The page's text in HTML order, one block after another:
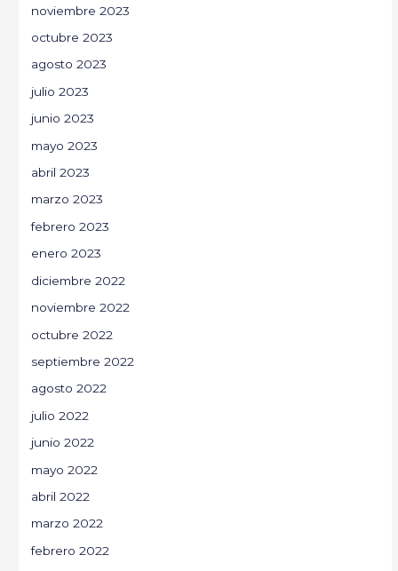
noviembre 2023
octubre 2023
agosto 2023
julio 2023
junio 2023
mayo 2023
abril 2023
marzo 2023
febrero 2023
enero 2023
diciembre 2022
noviembre 2022
octubre 2022
septiembre 2022
agosto 2022
julio 2022
junio 2022
mayo 2022
abril 2022
marzo 2022
febrero 2022